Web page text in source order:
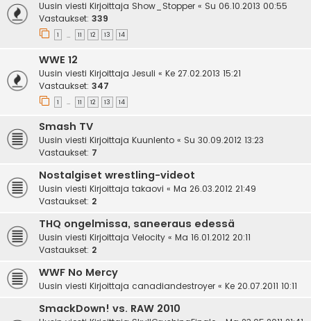
Uusin viesti Kirjoittaja Show_Stopper « Su 06.10.2013 00:55
Vastaukset: 339
1 … 11 12 13 14
WWE 12
Uusin viesti Kirjoittaja Jesuli « Ke 27.02.2013 15:21
Vastaukset: 347
1 … 11 12 13 14
Smash TV
Uusin viesti Kirjoittaja Kuunlento « Su 30.09.2012 13:23
Vastaukset: 7
Nostalgiset wrestling-videot
Uusin viesti Kirjoittaja takaovi « Ma 26.03.2012 21:49
Vastaukset: 2
THQ ongelmissa, saneeraus edessä
Uusin viesti Kirjoittaja Velocity « Ma 16.01.2012 20:11
Vastaukset: 2
WWF No Mercy
Uusin viesti Kirjoittaja canadiandestroyer « Ke 20.07.2011 10:11
SmackDown! vs. RAW 2010